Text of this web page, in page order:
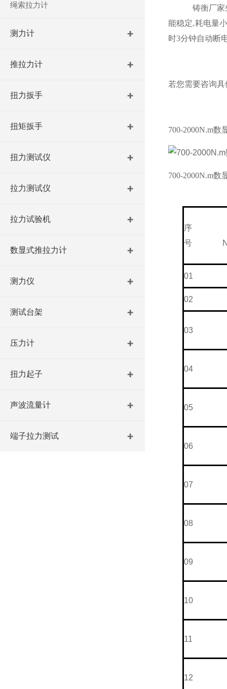
绳索拉力计
测力计
推拉力计
扭力扳手
扭矩扳手
扭力测试仪
拉力测试仪
拉力试验机
数显式推拉力计
测力仪
测试台架
压力计
扭力起子
声波流量计
端子拉力测试
铸衡厂家
能稳定,耗电量
时3分钟自动断
若您需要咨询
700-2000N.m数
700-2000N.m数
序
号
01
02
03
04
05
06
07
08
09
10
11
12